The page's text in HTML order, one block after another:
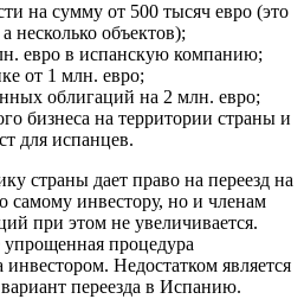
на сумму от 500 тысяч евро (это
несколько объектов);
евро в испанскую компанию;
от 1 млн. евро;
облигаций на 2 млн. евро;
бизнеса на территории страны и
для испанцев.
страны дает право на переезд на
инвестору, но и членам
при этом не увеличивается.
процедура
Недостатком является
переезда в Испанию.